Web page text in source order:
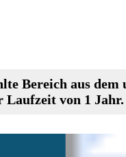
Bereich aus
Laufzeit von 1 Jahr.